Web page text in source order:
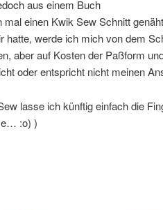
aus einem Buch
mal einen Kwik Sew Schnitt
hatte, werde ich mich von dem
aber auf Kosten der Paßform
oder entspricht nicht meinen
lasse ich künftig einfach die
:o) )